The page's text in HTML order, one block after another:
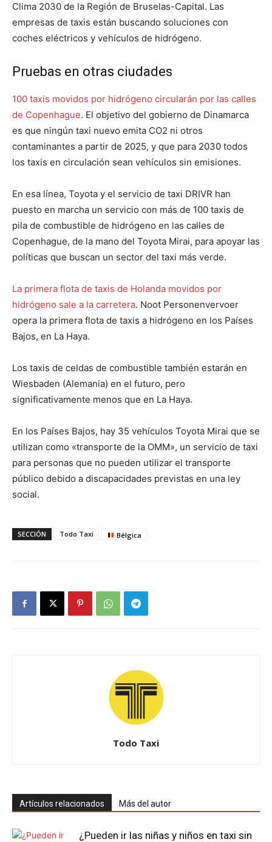
Clima 2030 de la Región de Bruselas-Capital. Las
empresas de taxis están buscando soluciones con
coches eléctricos y vehículos de hidrógeno.
Pruebas en otras ciudades
100 taxis movidos por hidrógeno circularán por las calles
de Copenhague. El objetivo del gobierno de Dinamarca
es que ningún taxi nuevo emita CO2 ni otros
contaminantes a partir de 2025, y que para 2030 todos
los taxis en circulación sean vehículos sin emisiones.
En esa línea, Toyota y el servicio de taxi DRIVR han
puesto en marcha un servicio con más de 100 taxis de
pila de combustible de hidrógeno en las calles de
Copenhague, de la mano del Toyota Mirai, para apoyar las
políticas que buscan un sector del taxi más verde.
La primera flota de taxis de Holanda movidos por
hidrógeno sale a la carretera. Noot Personenvervoer
opera la primera flota de taxis a hidrógeno en los Países
Bajos, en La Haya.
Los taxis de celdas de combustible también estarán en
Wiesbaden (Alemania) en el futuro, pero
significativamente menos que en La Haya.
En los Países Bajos, hay 35 vehículos Toyota Mirai que se
utilizan como «transporte de la OMM», un servicio de taxi
para personas que no pueden utilizar el transporte
público debido a discapacidades previstas en una ley
social.
SECCIÓN Todo Taxi Bélgica
Todo Taxi
Artículos relacionados Más del autor
¿Pueden ir las niñas y niños en taxi sin